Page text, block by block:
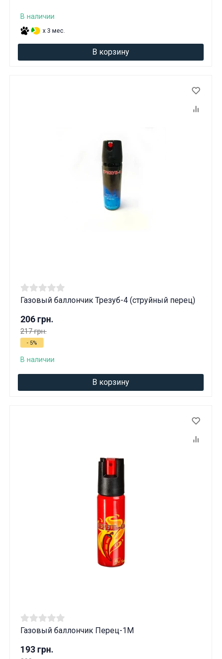
В наличии
x 3 мес.
В корзину
Газовый баллончик Трезуб-4 (струйный перец)
206 грн.
217 грн.
- 5%
В наличии
В корзину
Газовый баллончик Перец-1M
193 грн.
Данные товары продаются лицам,